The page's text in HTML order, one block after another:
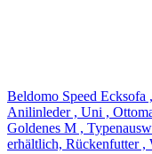
Beldomo Speed
Anilinleder , Uni ,
Goldenes M ,
erhältlich, Rückenfutter ,